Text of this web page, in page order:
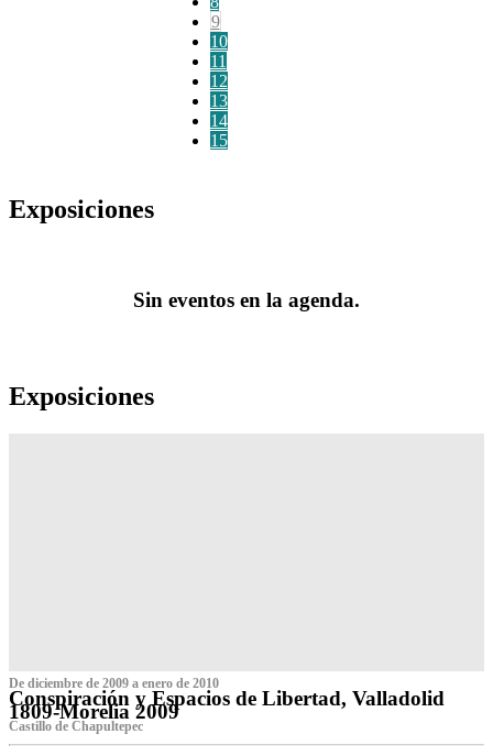
9
10
11
12
13
14
15
Exposiciones
Sin eventos en la agenda.
Exposiciones
De diciembre de 2009 a enero de 2010
Conspiración y Espacios de Libertad, Valladolid
1809-Morelia 2009
Castillo de Chapultepec